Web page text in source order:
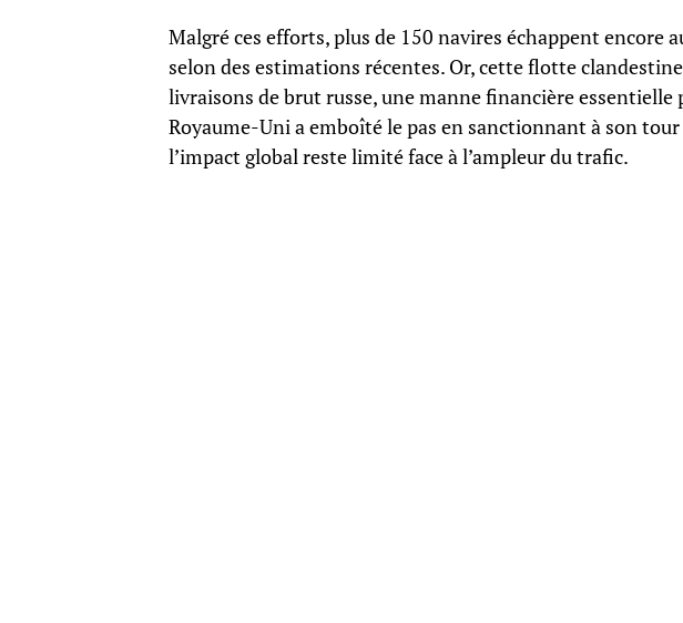
Malgré ces efforts, plus de 150 navires échappent encore
selon des estimations récentes. Or, cette flotte
livraisons de brut russe, une manne financière essentielle
Royaume-Uni a emboîté le pas en sanctionnant à son
l’impact global reste limité face à l’ampleur du trafic.